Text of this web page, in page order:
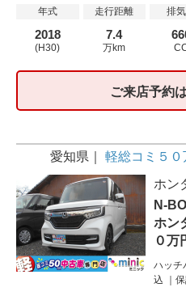
年式
2018
(H30)
走行距離
7.4
万km
排
ご来店予約
愛知県
軽総コミ５０
ホン
N-
ホン
０万
ハッチ
込